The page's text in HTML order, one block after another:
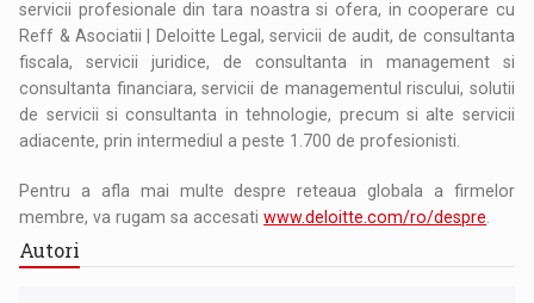
servicii profesionale din tara noastra si ofera, in cooperare cu
Reff & Asociatii | Deloitte Legal, servicii de audit, de consultanta
fiscala, servicii juridice, de consultanta in management si
consultanta financiara, servicii de managementul riscului, solutii
de servicii si consultanta in tehnologie, precum si alte servicii
adiacente, prin intermediul a peste 1.700 de profesionisti.
Pentru a afla mai multe despre reteaua globala a firmelor
membre, va rugam sa accesatiwww.deloitte.com/ro/despre
Autori